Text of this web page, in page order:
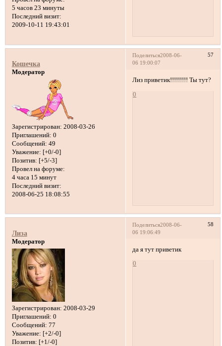
5 часов 23 минуты
Последний визит:
2009-10-11 19:43:01
Поделиться 57
2008-06-
06 19:00:07
Кошечка
Модератор
Зарегистрирован: 2008-03-26
Приглашений: 0
Сообщений: 49
Уважение: [+0/-0]
Позитив: [+5/-3]
Провел на форуме:
4 часа 15 минут
Последний визит:
2008-06-25 18:08:55
Лиз приветик!!!!!!!!! Ты тут?
0
Поделиться 58
2008-06-
06 19:06:49
Лиза
Модератор
Зарегистрирован: 2008-03-29
Приглашений: 0
Сообщений: 77
Уважение: [+2/-0]
Позитив: [+1/-0]
да я тут приветик
0